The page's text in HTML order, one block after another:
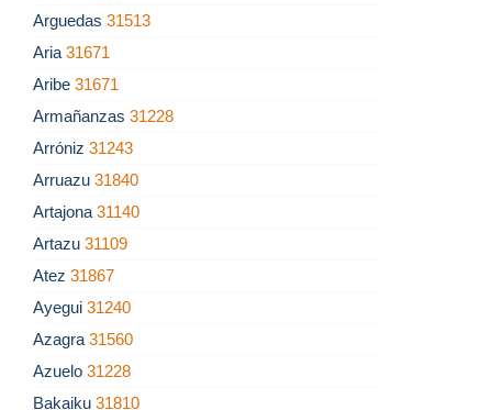
Arguedas 31513
Aria 31671
Aribe 31671
Armañanzas 31228
Arróniz 31243
Arruazu 31840
Artajona 31140
Artazu 31109
Atez 31867
Ayegui 31240
Azagra 31560
Azuelo 31228
Bakaiku 31810